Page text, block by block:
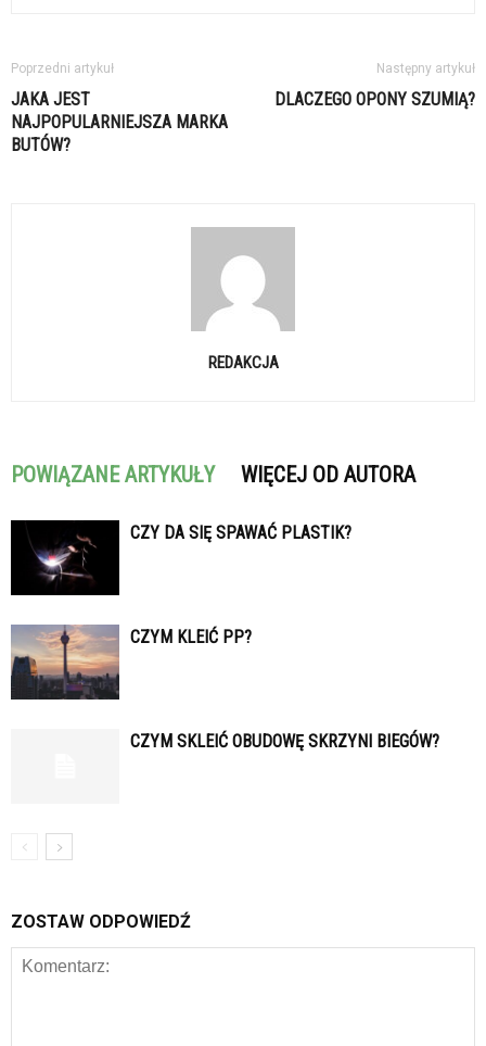
Poprzedni artykuł
JAKA JEST
NAJPOPULARNIEJSZA MARKA
BUTÓW?
Następny artykuł
DLACZEGO OPONY SZUMIĄ?
REDAKCJA
POWIĄZANE ARTYKUŁY WIĘCEJ OD AUTORA
CZY DA SIĘ SPAWAĆ PLASTIK?
CZYM KLEIĆ PP?
CZYM SKLEIĆ OBUDOWĘ SKRZYNI BIEGÓW?
ZOSTAW ODPOWIEDŹ